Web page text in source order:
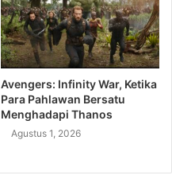
Avengers: Infinity War, Ketika
Para Pahlawan Bersatu
Menghadapi Thanos
Agustus 1, 2026